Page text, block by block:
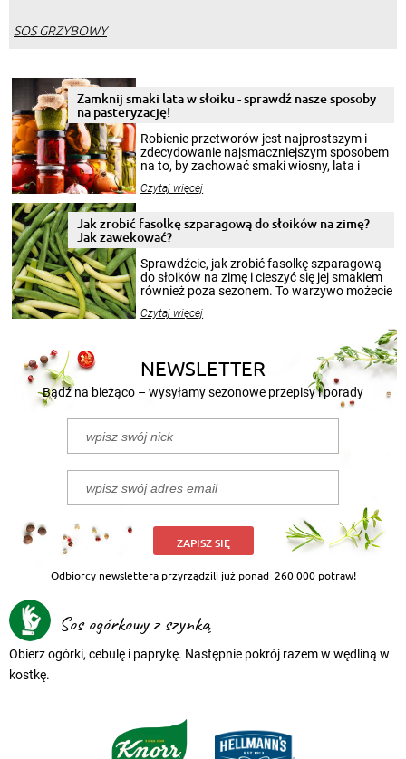
SOS GRZYBOWY
Zamknij smaki lata w słoiku - sprawdź nasze sposoby
na pasteryzację!
Robienie przetworów jest najprostszym i
zdecydowanie najsmaczniejszym sposobem
na to, by zachować smaki wiosny, lata i
krajobrazów, by cieszyć nimi oko w sezonie
pełni poczuć atmosferę cieplejszych
miesięcy. Przygotowanie słoików ze
patenty, które pozwolą zachować świeżość
przetworów.
Czytaj więcej
Jak zrobić fasolkę szparagową do słoików na zimę?
Jak zawekować?
Sprawdźcie, jak zrobić fasolkę szparagową
do słoików na zimę i cieszyć się jej smakiem
również poza sezonem. To warzywo możecie
nasze propozycje!
Czytaj więcej
NEWSLETTER
Bądź na bieżąco – wysyłamy sezonowe przepisy i porady
ZAPISZ SIĘ
Odbiorcy newslettera przyrządzili już ponad 260 000 potraw!
Sos ogórkowy z szynką
Obierz ogórki, cebulę i paprykę. Następnie pokrój razem w wędliną w
kostkę.